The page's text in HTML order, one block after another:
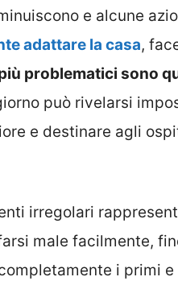
e alcune
adattare la casa,
problematici sono
può rivelarsi
e destinare agli
irregolari
male facilmente,
i primi e